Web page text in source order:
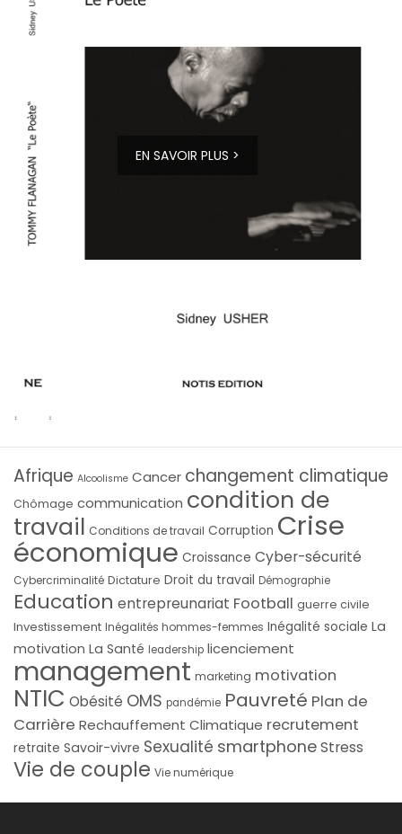
EN SAVOIR PLUS >
Afrique Alcoolisme Cancer changement climatique
Chômage communication condition de
travail Conditions de travail Corruption Crise
économique Croissance Cyber-sécurité
Cybercriminalité Dictature Droit du travail Démographie
Education entrepreunariat Football guerre civile
Investissement Inégalités hommes-femmes Inégalité sociale La
motivation La Santé leadership licenciement
management marketing motivation
NTIC Obésité OMS pandémie Pauvreté Plan de
Carrière Rechauffement Climatique recrutement
retraite Savoir-vivre Sexualité smartphoneStress
Vie de couple Vie numérique